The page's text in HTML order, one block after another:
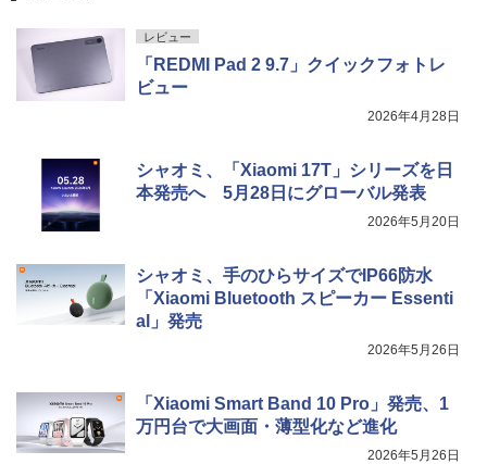
レビュー
「REDMI Pad 2 9.7」クイックフォトレ
ビュー
2026年4月28日
シャオミ、「Xiaomi 17T」シリーズを日
本発売へ 5月28日にグローバル発表
2026年5月20日
シャオミ、手のひらサイズでIP66防水
「Xiaomi Bluetooth スピーカー Essenti
al」発売
2026年5月26日
「Xiaomi Smart Band 10 Pro」発売、1
万円台で大画面・薄型化など進化
2026年5月26日